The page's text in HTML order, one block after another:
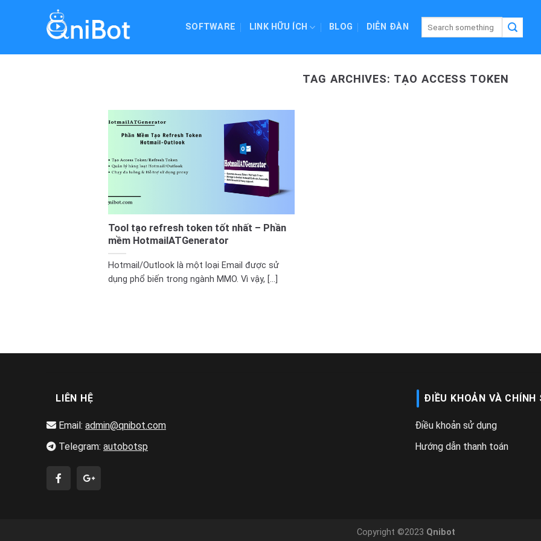
SOFTWARE LINK HỮU ÍCH BLOG DIỄN ĐÀN
TAG ARCHIVES: TẠO ACCESS TOKEN
Tool tạo refresh token tốt nhất – Phần
mềm HotmailATGenerator
Hotmail/Outlook là một loại Email được sử
dụng phổ biến trong ngành MMO. Vì vậy, [...]
LIÊN HỆ
Email: admin@qnibot.com
Telegram: autobotsp
ĐIỀU KHOẢN VÀ CHÍNH
Điều khoản sử dụng
Hướng dẫn thanh toán
Copyright ©2023 Qnibot